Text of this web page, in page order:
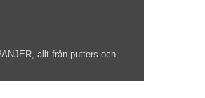
allt från putters och